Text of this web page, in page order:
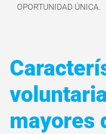
OPORTUNIDAD ÚNICA.
mayores